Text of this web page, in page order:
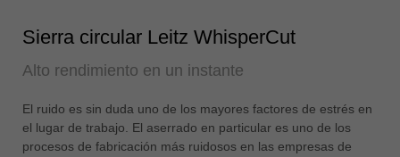
english
Türkiye
USA
english
Sierra circular Leitz WhisperCut
Alto rendimiento en un instante
El ruido es sin duda uno de los mayores factores de estrés en
el lugar de trabajo. El aserrado en particular es uno de los
procesos de fabricación más ruidosos en las empresas de